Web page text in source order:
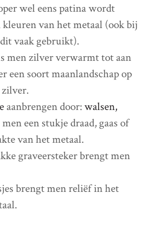
wel eens patina wordt
van het metaal (ook bij
vaak gebruikt).
men zilver verwarmt tot aan
een soort maanlandschap op
aanbrengen door:walsen,
een stukje draad, gaas of
van het metaal.
graveersteker brengt men
brengt men reliëf in het